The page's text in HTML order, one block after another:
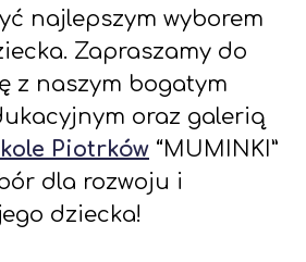
najlepszym wyborem
Zapraszamy do
z naszym bogatym
oraz galerią
Piotrków “MUMINKI”
dla rozwoju i
dziecka!